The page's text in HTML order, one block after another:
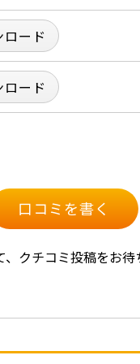
ード
ード
口コミを書く
、クチコミ投稿をお